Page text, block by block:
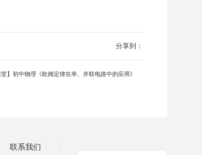
分享到：
堂】初中物理《欧姆定律在串、并联电路中的应用》
联系我们